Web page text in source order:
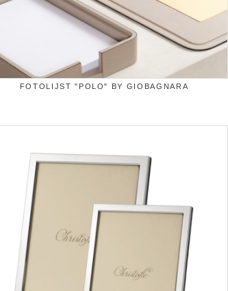
FOTOLIJST "POLO" BY GIOBAGNARA